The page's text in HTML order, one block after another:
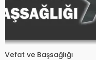
Vefat ve Başsağlığı